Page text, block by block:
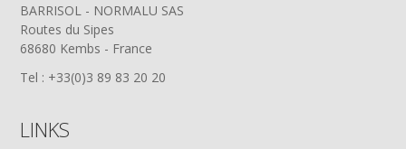
BARRISOL - NORMALU SAS
Routes du Sipes
68680 Kembs - France
Tel : +33(0)3 89 83 20 20
LINKS